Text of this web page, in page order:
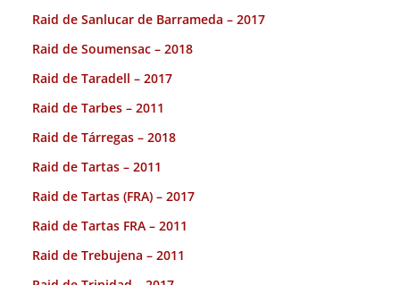
Raid de Sanlucar de Barrameda – 2017
Raid de Soumensac – 2018
Raid de Taradell – 2017
Raid de Tarbes – 2011
Raid de Tárregas – 2018
Raid de Tartas – 2011
Raid de Tartas (FRA) – 2017
Raid de Tartas FRA – 2011
Raid de Trebujena – 2011